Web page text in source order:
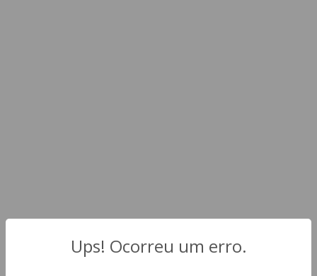
Ups! Ocorreu um erro.